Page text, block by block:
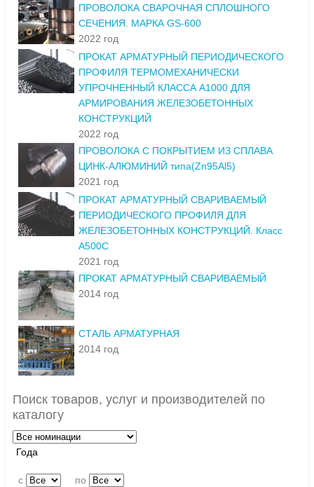
ПРОВОЛОКА СВАРОЧНАЯ СПЛОШНОГО
СЕЧЕНИЯ. МАРКА GS-600
2022 год
ПРОКАТ АРМАТУРНЫЙ ПЕРИОДИЧЕСКОГО
ПРОФИЛЯ ТЕРМОМЕХАНИЧЕСКИ
УПРОЧНЕННЫЙ КЛАССА А1000 ДЛЯ
АРМИРОВАНИЯ ЖЕЛЕЗОБЕТОННЫХ
КОНСТРУКЦИЙ
2022 год
ПРОВОЛОКА С ПОКРЫТИЕМ ИЗ СПЛАВА
ЦИНК-АЛЮМИНИЙ типа(Zn95Al5)
2021 год
ПРОКАТ АРМАТУРНЫЙ СВАРИВАЕМЫЙ
ПЕРИОДИЧЕСКОГО ПРОФИЛЯ ДЛЯ
ЖЕЛЕЗОБЕТОННЫХ КОНСТРУКЦИЙ. Класс
А500С
2021 год
ПРОКАТ АРМАТУРНЫЙ СВАРИВАЕМЫЙ
2014 год
СТАЛЬ АРМАТУРНАЯ
2014 год
Поиск товаров, услуг и производителей по
каталогу
Года
c по